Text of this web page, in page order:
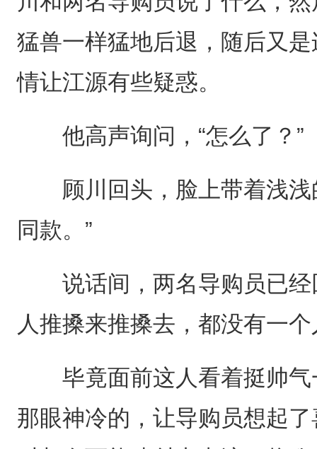
猛兽一样猛地后退，随后又
情让江源有些疑惑。
他高声询问，“怎么了？”
顾川回头，脸上带着浅浅
同款。”
说话间，两名导购员已经
人推搡来推搡去，都没有一
毕竟面前这人看着挺帅气
那眼神冷的，让导购员想起